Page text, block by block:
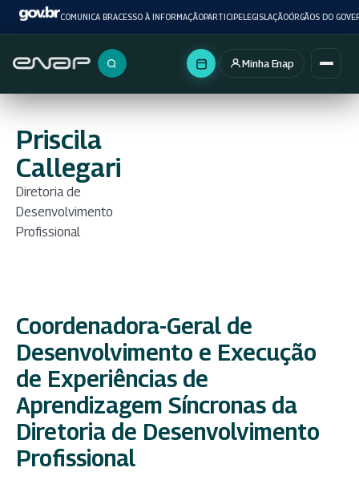
COMUNICA BRACESSO À INFORMAÇÃOPARTICIPELEGISLAÇÃOÓRGÃOS DO
Buscar no portal
Minha Enap
Priscila
Callegari
Diretoria de
Desenvolvimento
Profissional
Coordenadora-Geral de
Desenvolvimento e Execução
de Experiências de
Aprendizagem Síncronas da
Diretoria de Desenvolvimento
Profissional